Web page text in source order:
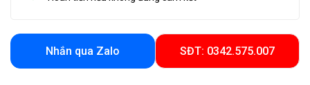
Nhắn qua Zalo SĐT: 0342.575.007